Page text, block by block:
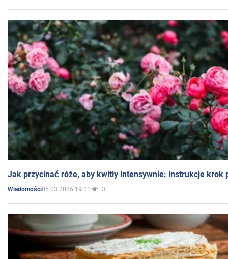
Jak przycinać róże, aby kwitły intensywnie: instrukcje krok
Wiadomości05.03.2025 19:11 3